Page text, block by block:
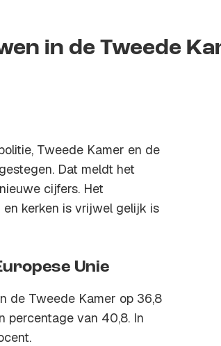
in de Tweede
Tweede Kamer en de
Dat meldt het
cijfers. Het
kerken is vrijwel gelijk is
Unie
de Tweede Kamer op 36,8
percentage van 40,8. In